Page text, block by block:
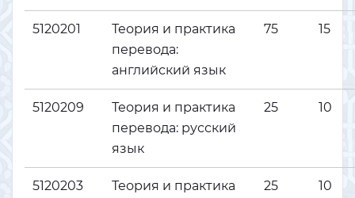
5120201
Теория и практика
перевода:
английский язык
75 15
5120209
Теория и практика
перевода: русский
язык
25 10
5120203
Теория и практика
25 10